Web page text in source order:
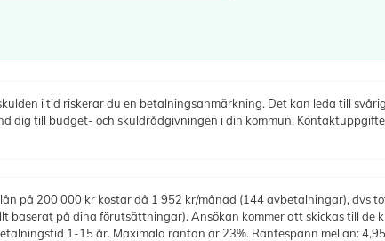
i tid riskerar du en betalningsanmärkning. Det kan leda till
dig till budget- och skuldrådgivningen i din kommun.
på 200 000 kr kostar då 1 952 kr/månad (144 avbetalningar), dvs
på dina förutsättningar). Ansökan kommer att skickas till de
1-15 år. Maximala räntan är 23%. Räntespann mellan: